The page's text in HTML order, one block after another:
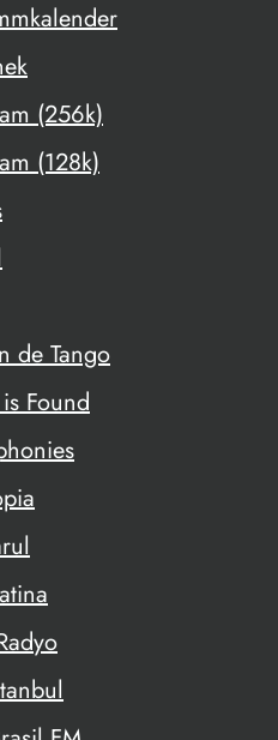
(256k)
(128k)
de Tango
Found